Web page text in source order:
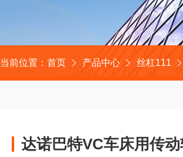
当前位置： 首页 产品中心 丝杠111
达诺巴特VC车床用传